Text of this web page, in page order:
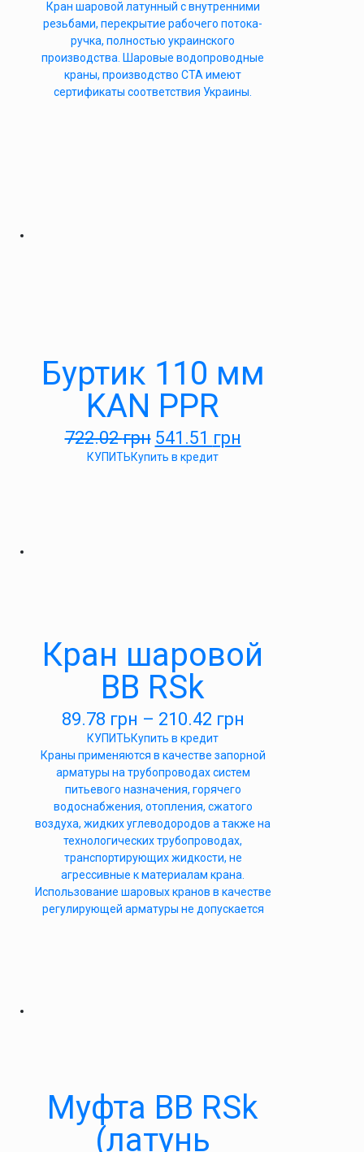
Кран шаровой латунный с внутренними
резьбами, перекрытие рабочего потока-
ручка, полностью украинского
производства. Шаровые водопроводные
краны, производство СТА имеют
сертификаты соответствия Украины.
Буртик 110 мм
KAN PPR
722.02грн 541.51 грн
КУПИТЬКупить в кредит
Кран шаровой
ВВ RSk
89.78 грн – 210.42 грн
КУПИТЬКупить в кредит
Краны применяются в качестве запорной
арматуры на трубопроводах систем
питьевого назначения, горячего
водоснабжения, отопления, сжатого
воздуха, жидких углеводородов а также на
технологических трубопроводах,
транспортирующих жидкости, не
агрессивные к материалам крана.
Использование шаровых кранов в качестве
регулирующей арматуры не допускается
Муфта ВВ RSk
(латунь